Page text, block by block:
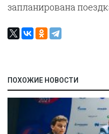
запланирована
ПОХОЖИЕ НОВОСТИ